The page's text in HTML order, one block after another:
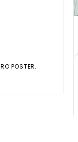
POSTER.